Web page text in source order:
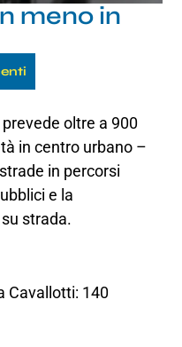
meno in
oltre a 900
in centro urbano –
in percorsi
e la
strada.
Cavallotti: 140